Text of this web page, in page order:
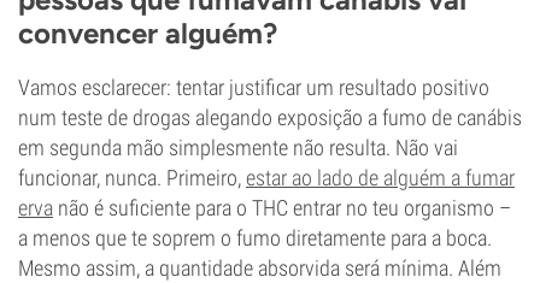
convencer alguém?
Vamos esclarecer: tentar justificar um resultado positivo
num teste de drogas alegando exposição a fumo de canábis
em segunda mão simplesmente não resulta. Não vai
funcionar, nunca. Primeiro,estar ao lado de alguém a fumar
erva não é suficiente para o THC entrar no teu organismo –
a menos que te soprem o fumo diretamente para a boca.
Mesmo assim, a quantidade absorvida será mínima. Além